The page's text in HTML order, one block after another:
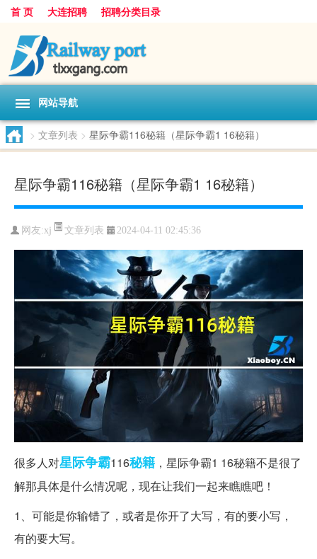
首 页 大连招聘 招聘分类目录
网站导航
> 文章列表 > 星际争霸116秘籍（星际争霸1 16秘籍）
星际争霸116秘籍（星际争霸1 16秘籍）
网友:xj 文章列表 2024-04-11 02:45:36
很多人对星际争霸116秘籍 ，星际争霸1 16秘籍不是很了
解那具体是什么情况呢，现在让我们一起来瞧瞧吧！
1、可能是你输错了，或者是你开了大写，有的要小写，
有的要大写。